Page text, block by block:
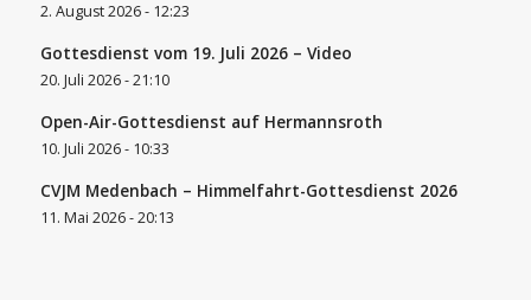
2. August 2026 - 12:23
Gottesdienst vom 19. Juli 2026 – Video
20. Juli 2026 - 21:10
Open-Air-Gottesdienst auf Hermannsroth
10. Juli 2026 - 10:33
CVJM Medenbach – Himmelfahrt-Gottesdienst 2026
11. Mai 2026 - 20:13